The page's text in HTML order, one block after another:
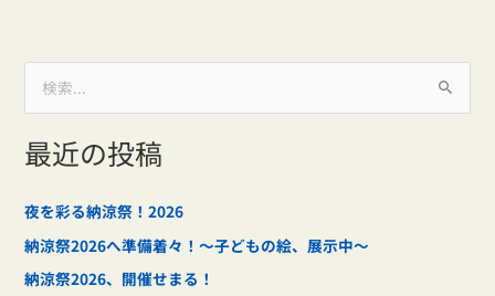
索
対
:
最近の投稿
夜を彩る納涼祭！2026
納涼祭2026へ準備着々！～子どもの絵、展示中～
納涼祭2026、開催せまる！